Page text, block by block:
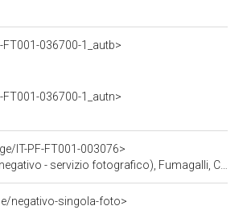
036700-1_autb>
036700-1_autn>
IT-PF-FT001-003076>
Fumagalli, Carlo; , Publifoto; (24 giugno 1965)
negativo-singola-foto>